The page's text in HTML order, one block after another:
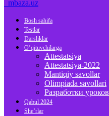
mbaza.uz
Bosh sahifa
Testlar
Darsliklar
O’qituvchilarga
Attestatsiya
Attestatsiya-2022
Mantiqiy savollar
Olimpiada savollari
Разработки уроков
Qabul 2024
She’rlar